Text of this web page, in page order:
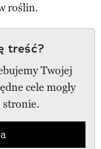
roślin.
treść?
Twojej
cele mogły
stronie.